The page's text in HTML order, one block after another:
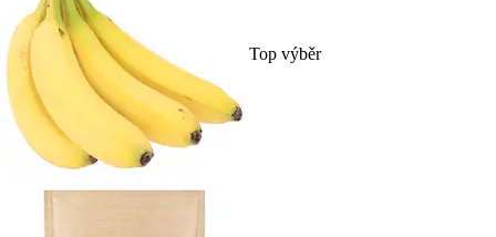
Top výběr